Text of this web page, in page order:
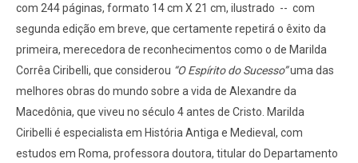
com 244 páginas, formato 14 cm X 21 cm, ilustrado -- com
segunda edição em breve, que certamente repetirá o êxito da
primeira, merecedora de reconhecimentos como o de Marilda
Corrêa Ciribelli, que considerou “O Espírito do Sucesso”uma das
melhores obras do mundo sobre a vida de Alexandre da
Macedônia, que viveu no século 4 antes de Cristo. Marilda
Ciribelli é especialista em História Antiga e Medieval, com
estudos em Roma, professora doutora, titular do Departamento